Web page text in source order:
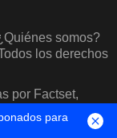
somos?
los derechos
por Factset,
para